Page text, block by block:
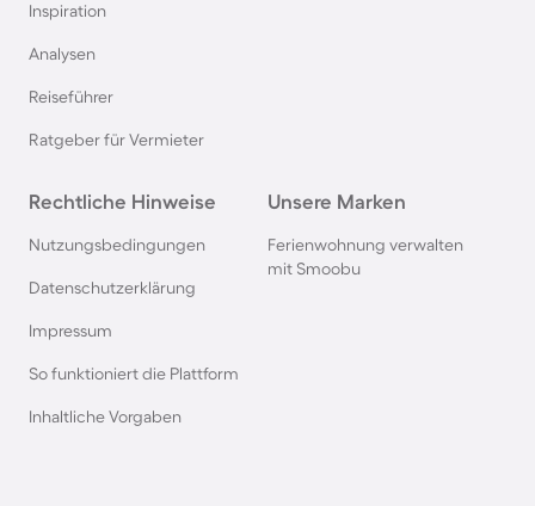
Pensionen auf Sardinien
Pensionen an der Polnischen Ostsee
Pensionen in Süddeutschland
Pensionen in der Toskana
Inspiration
Analysen
Reiseführer
Ratgeber für Vermieter
Rechtliche Hinweise
Nutzungsbedingungen
Datenschutzerklärung
Impressum
So funktioniert die Plattform
Inhaltliche Vorgaben
Unsere Marken
Ferienwohnung verwalten
mit Smoobu